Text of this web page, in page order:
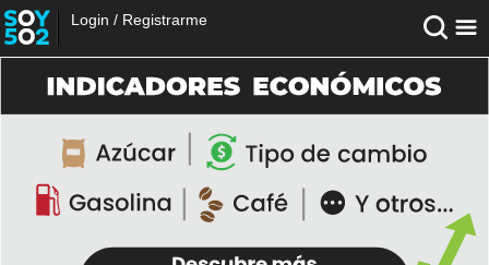
Login / Registrarme